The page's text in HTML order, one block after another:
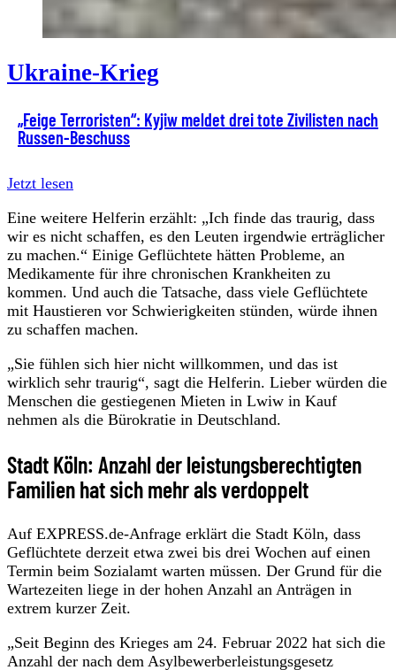
Ukraine-Krieg
„Feige Terroristen“: Kyjiw meldet drei tote Zivilisten nach
Russen-Beschuss
Jetzt lesen
Eine weitere Helferin erzählt: „Ich finde das traurig, dass
wir es nicht schaffen, es den Leuten irgendwie erträglicher
zu machen.“ Einige Geflüchtete hätten Probleme, an
Medikamente für ihre chronischen Krankheiten zu
kommen. Und auch die Tatsache, dass viele Geflüchtete
mit Haustieren vor Schwierigkeiten stünden, würde ihnen
zu schaffen machen.
„Sie fühlen sich hier nicht willkommen, und das ist
wirklich sehr traurig“, sagt die Helferin. Lieber würden die
Menschen die gestiegenen Mieten in Lwiw in Kauf
nehmen als die Bürokratie in Deutschland.
Stadt Köln: Anzahl der leistungsberechtigten
Familien hat sich mehr als verdoppelt
Auf EXPRESS.de-Anfrage erklärt die Stadt Köln, dass
Geflüchtete derzeit etwa zwei bis drei Wochen auf einen
Termin beim Sozialamt warten müssen. Der Grund für die
Wartezeiten liege in der hohen Anzahl an Anträgen in
extrem kurzer Zeit.
„Seit Beginn des Krieges am 24. Februar 2022 hat sich die
Anzahl der nach dem Asylbewerberleistungsgesetz